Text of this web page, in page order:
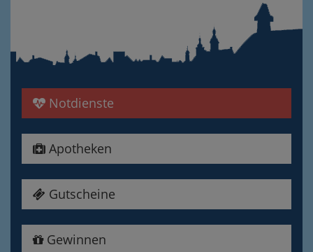
Notdienste
Apotheken
Gutscheine
Gewinnen